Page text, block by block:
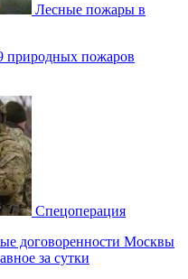
Лесные пожары в
природных пожаров
Спецоперация
договоренности Москвы
за сутки